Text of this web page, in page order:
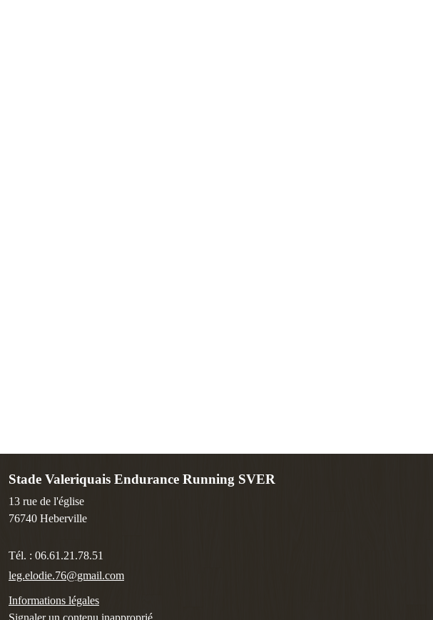
Stade Valeriquais Endurance Running SVER
13 rue de l'église
76740 Heberville
Tél. : 06.61.21.78.51
leg.elodie.76@gmail.com
Informations légales
Signaler un contenu inapproprié